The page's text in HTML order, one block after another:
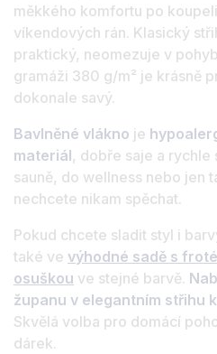
měkkého komfortu po
víkendových rán. Klasický
praktický, neomezuje v
gramáži 380 g/m² je krásně
dokonale savý.
Bavlněné vlákno je
materiál, dobře saje a rychle
sauně, do wellness nebo jen
nechcete nikam spěchat.
Pokud chcete sladit styl i
také ve výhodné sadě s
osuškou ve stejné barvě.
županu v elegantním střihu
Skvělá volba pro domácí
dárek.